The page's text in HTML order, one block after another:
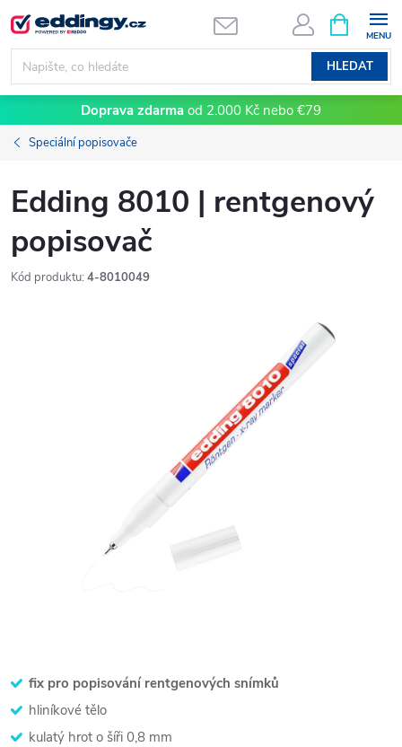
Přejít
na
obsah
HLEDAT
NÁKUPNÍ
KOŠÍK
Doprava zdarma od 2.000 Kč nebo €79
Speciální popisovače
Edding 8010 | rentgenový
popisovač
Kód produktu: 4-8010049
fix pro popisování rentgenových snímků
hliníkové tělo
kulatý hrot o šíři 0,8 mm